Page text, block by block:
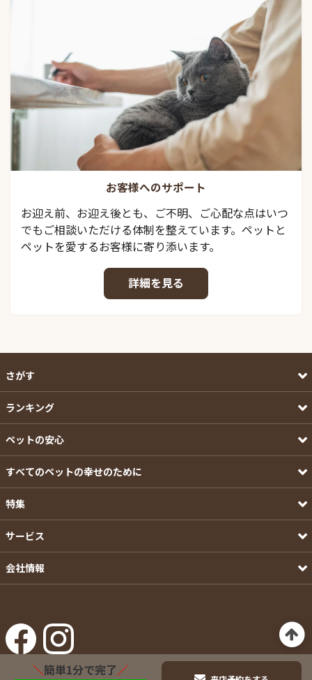
お客様へのサポート
お迎え前、お迎え後とも、ご不明、ご心配な点はいつ
でもご相談いただける体制を整えています。ペットと
ペットを愛するお客様に寄り添います。
詳細を見る
さがす
ランキング
ペットの安心
すべてのペットの幸せのために
特集
サービス
会社情報
＼簡単1分で完了／